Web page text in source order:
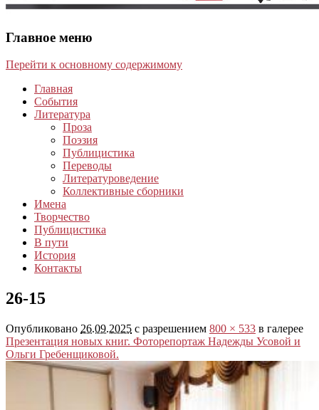
Главное меню
Перейти к основному содержимому
Главная
События
Литература
Проза
Поэзия
Публицистика
Переводы
Литературоведение
Коллективные сборники
Имена
Творчество
Публицистика
В пути
История
Контакты
26-15
Опубликовано 26.09.2025 с разрешением 800 × 533 в галерее
Презентация новых книг. Фоторепортаж Надежды Усовой и
Ольги Гребенщиковой.